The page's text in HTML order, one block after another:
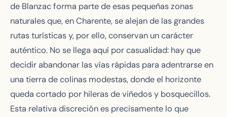
de Blanzac forma parte de esas pequeñas zonas
naturales que, en Charente, se alejan de las grandes
rutas turísticas y, por ello, conservan un carácter
auténtico. No se llega aquí por casualidad: hay que
decidir abandonar las vías rápidas para adentrarse en
una tierra de colinas modestas, donde el horizonte
queda cortado por hileras de viñedos y bosquecillos.
Esta relativa discreción es precisamente lo que